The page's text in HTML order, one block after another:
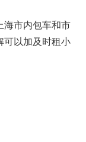
海市内包车和市
可以加及时租小